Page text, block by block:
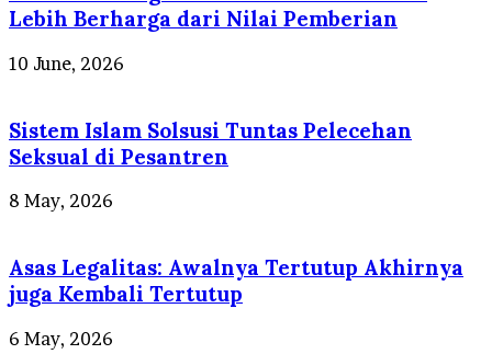
Lebih Berharga dari Nilai Pemberian
10 June, 2026
Sistem Islam Solsusi Tuntas Pelecehan
Seksual di Pesantren
8 May, 2026
Asas Legalitas: Awalnya Tertutup Akhirnya
juga Kembali Tertutup
6 May, 2026